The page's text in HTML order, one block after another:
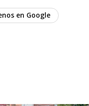
en Google